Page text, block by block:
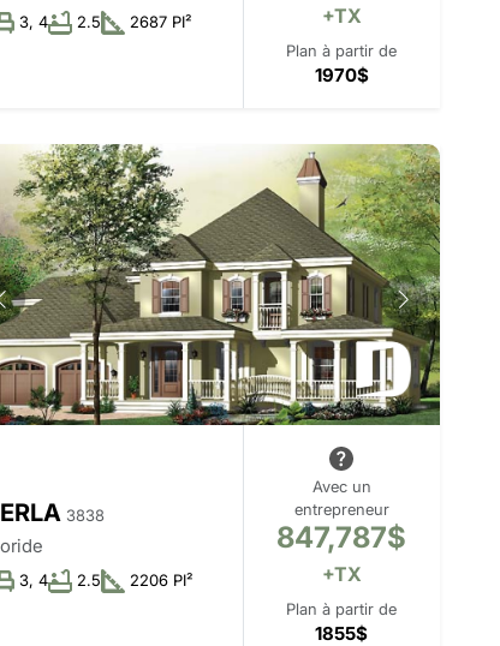
3, 4 2.5 2687 PI² +TX
Plan à partir de
1970$
3838
3, 4 2.5 2206 PI²
Avec un
entrepreneur
847,787$
+TX
Plan à partir de
1855$